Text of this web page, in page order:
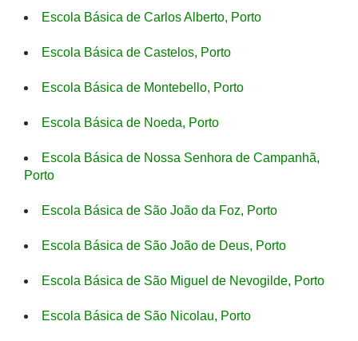
Escola Básica de Carlos Alberto, Porto
Escola Básica de Castelos, Porto
Escola Básica de Montebello, Porto
Escola Básica de Noeda, Porto
Escola Básica de Nossa Senhora de Campanhã,
Porto
Escola Básica de São João da Foz, Porto
Escola Básica de São João de Deus, Porto
Escola Básica de São Miguel de Nevogilde, Porto
Escola Básica de São Nicolau, Porto